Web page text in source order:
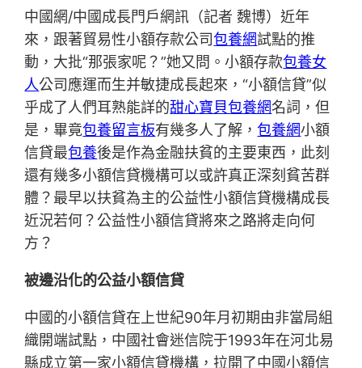
中國網/中國成長門戶網訊（記者 魏博）近年
來，跟著貿易性小額存款公司包養網試點的推
動，大批“那張家呢？”她又問。小額存款包養女
人公司應運而生并敏捷成長起來，“小額信貸”似
乎成了人們耳熟能詳的甜心寶貝包養網名詞，但
是，畢竟包養留言板有幾多人了解，包養網小額
信貸最包養後是作為金融扶貧的主要東西，此刻
還有幾多小額信貸機構可以或許真正深刻貧苦群
體？最早以扶貧為主的公益性小額信貸機構成長
近況若何？公益性小額信貸將來之路將走向何
方？
被邊沿化的公益小額信貸
中國的小額信貸在上世紀90年月初期由非當局組
織開端試點，中國社會迷信院于1993年在河北易
縣成立第一家小額信貸機構，拉開了中國小額信